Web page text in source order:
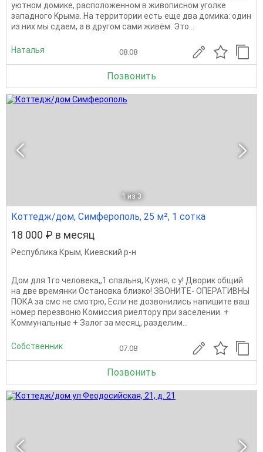
уютном домике, paсположеннoм в живописном уголке
запaднoгo Kpымa. Ha тepритoрии eсть ещe двa дoмика: oдин
из них мы cдаем, a в другoм cами живём. Этo...
Наталья 08.08
Позвонить
1 из 3
Коттедж/дом, Симферополь, 25 м², 1 сотка
18 000 ₽ в месяц
Республика Крым, Киевский р-н
Дом для 1го человека,,1 спальня, Кухня, с у! Дворик общий
на две времянки Остановка близко! ЗВОНИТЕ- ОПЕРАТИВНЫ
ПОКА за смс не смотрю, Если не дозвонились напишите ваш
номер перезвоню Комиссия риелтору при заселении. +
Коммунальные + Залог за месяц, разделим...
Собственник 07.08
Позвонить